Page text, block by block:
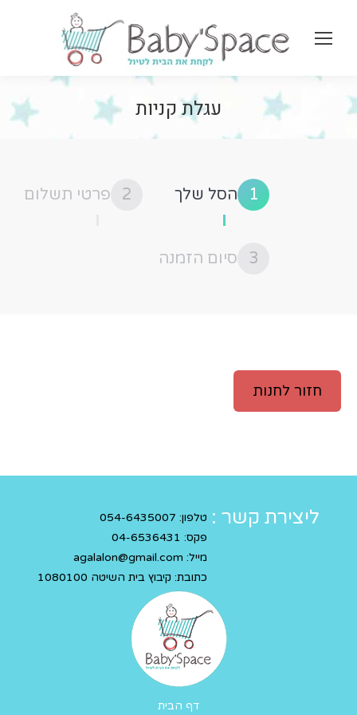
עגלת קניות
הסל שלך 1 פרטי תשלום 2
סיום הזמנה 3
חזור לחנות
ליצירת קשר : טלפון: 054-6435007
פקס: 04-6536431
מייל: agalalon@gmail.com
כתובת: קיבוץ בית השיטה 1080100
דף הבית